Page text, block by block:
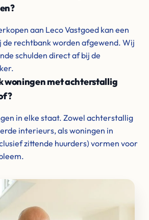
aan Leco Vastgoed kan een
de rechtbank worden afgewend. Wij
schulden direct af bij de
woningen met achterstallig
in elke staat. Zowel achterstallig
interieurs, als woningen in
zittende huurders) vormen voor